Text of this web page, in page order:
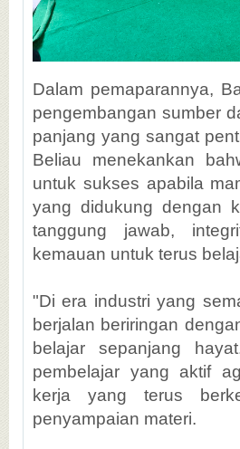
Dalam pemaparannya,
pengembangan sumber
panjang yang sangat
Beliau menekankan
untuk sukses apabila
yang didukung dengan
tanggung jawab,
kemauan untuk terus
"Di era industri yang
berjalan beriringan
belajar sepanjang
pembelajar yang aktif
kerja yang terus
penyampaian materi.